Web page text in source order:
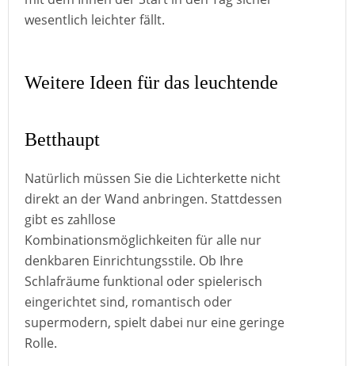
wesentlich leichter fällt.
Weitere Ideen für das leuchtende
Betthaupt
Natürlich müssen Sie die Lichterkette nicht
direkt an der Wand anbringen. Stattdessen
gibt es zahllose
Kombinationsmöglichkeiten für alle nur
denkbaren Einrichtungsstile. Ob Ihre
Schlafräume funktional oder spielerisch
eingerichtet sind, romantisch oder
supermodern, spielt dabei nur eine geringe
Rolle.